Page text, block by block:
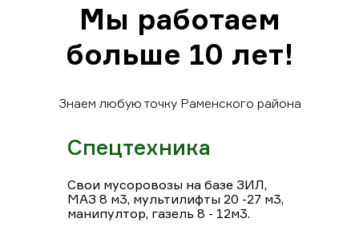
Мы работаем
больше 10 лет!
Знаем любую точку Раменского района
Спецтехника
Свои мусоровозы на базе ЗИЛ,
МАЗ 8 м3, мультилифты 20 -27 м3,
манипултор, газель 8 - 12м3.